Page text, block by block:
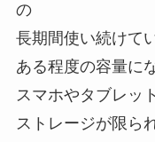
の
長期間使い続けて
ある程度の容量に
スマホやタブレッ
ストレージが限ら